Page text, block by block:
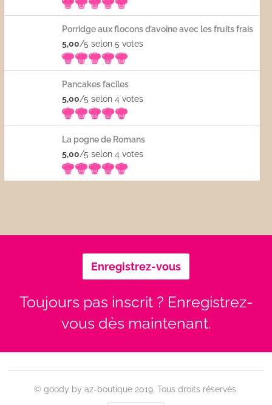
Porridge aux flocons d’avoine avec les fruits frais
5,00/5 selon 5votes
Pancakes faciles
5,00/5 selon 4votes
La pogne de Romans
5,00/5 selon 4votes
Enregistrez-vous
Toujours pas inscrit ? Enregistrez-
vous dès maintenant.
© goody by az-boutique 2019. Tous droits réservés.